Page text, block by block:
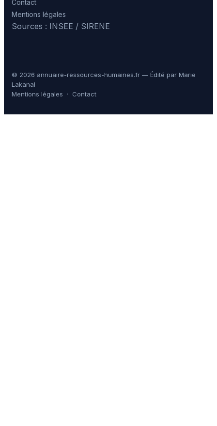
Contact
Mentions légales
Sources : INSEE / SIRENE
© 2026 annuaire-ressources-humaines.fr — Édité par Marie
Lakanal
Mentions légales · Contact